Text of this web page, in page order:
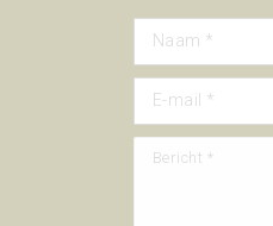
Naam *
E-mail *
Bericht *